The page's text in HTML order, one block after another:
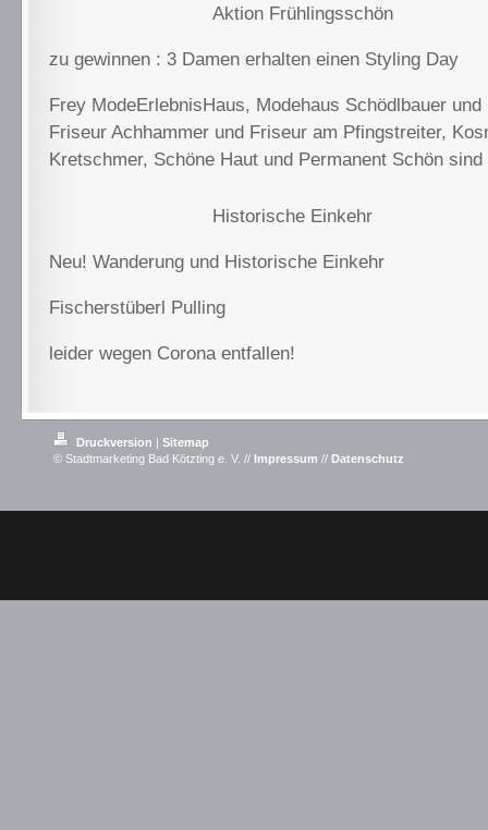
Aktion Frühlingsschön
zu gewinnen : 3 Damen erhalten einen Styling Day
Frey ModeErlebnisHaus, Modehaus Schödlbauer und
Friseur Achhammer und Friseur am Pfingstreiter,
Kretschmer, Schöne Haut und Permanent Schön sind
Historische Einkehr
Neu! Wanderung und Historische Einkehr
Fischerstüberl Pulling
leider wegen Corona entfallen!
Druckversion | Sitemap
© Stadtmarketing Bad Kötzting e. V. // Impressum // Datenschutz